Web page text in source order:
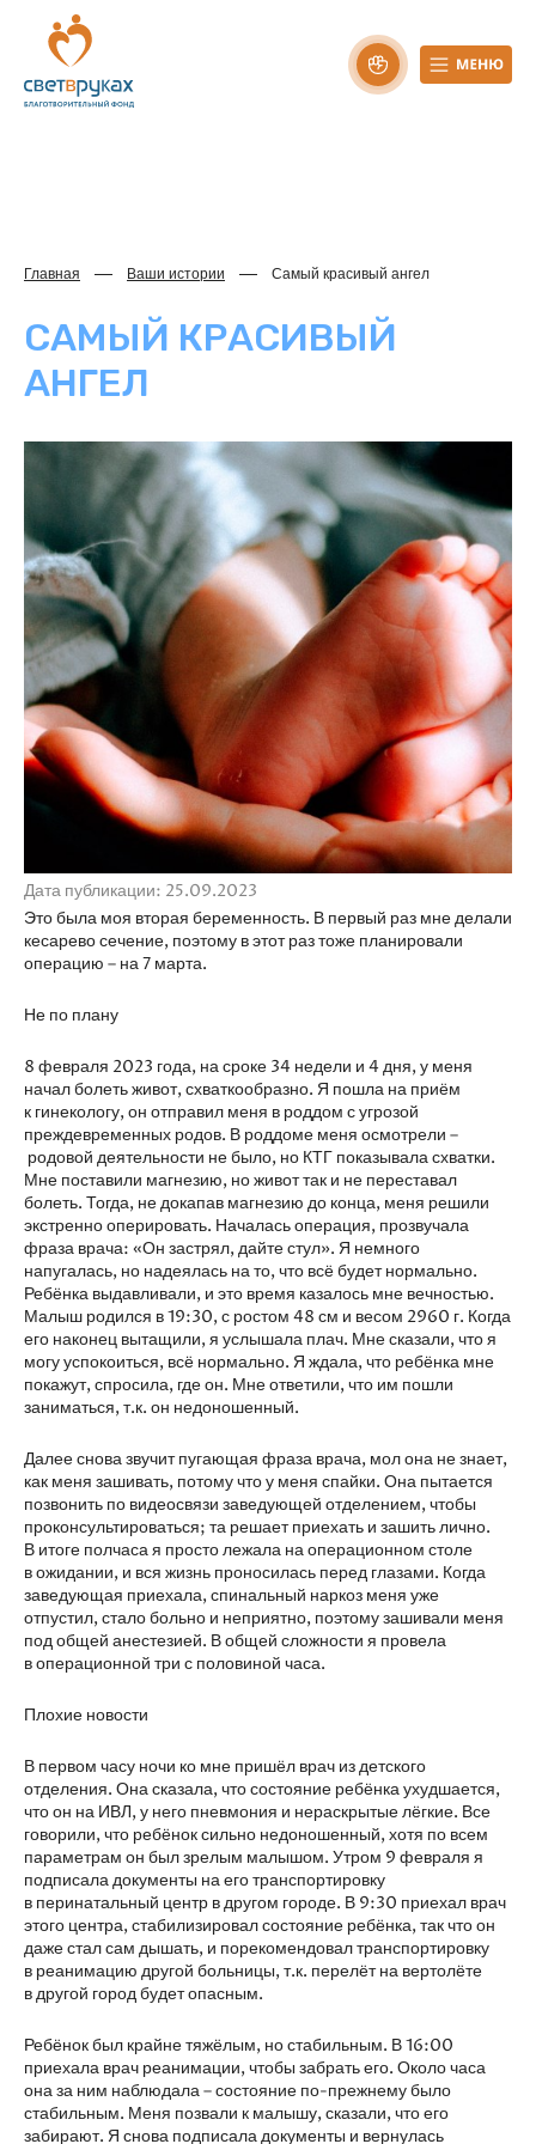
Главная Ваши истории Самый красивый ангел
САМЫЙ КРАСИВЫЙ
АНГЕЛ
Дата публикации: 25.09.2023
Это была моя вторая беременность. В первый раз мне делали
кесарево сечение, поэтому в этот раз тоже планировали
операцию – на 7 марта.
Не по плану
8 февраля 2023 года, на сроке 34 недели и 4 дня, у меня
начал болеть живот, схваткообразно. Я пошла на приём
к гинекологу, он отправил меня в роддом с угрозой
преждевременных родов. В роддоме меня осмотрели –
родовой деятельности не было, но КТГ показывала схватки.
Мне поставили магнезию, но живот так и не переставал
болеть. Тогда, не докапав магнезию до конца, меня решили
экстренно оперировать. Началась операция, прозвучала
фраза врача: «Он застрял, дайте стул». Я немного
напугалась, но надеялась на то, что всё будет нормально.
Ребёнка выдавливали, и это время казалось мне вечностью.
Малыш родился в 19:30, с ростом 48 см и весом 2960 г. Когда
его наконец вытащили, я услышала плач. Мне сказали, что я
могу успокоиться, всё нормально. Я ждала, что ребёнка мне
покажут, спросила, где он. Мне ответили, что им пошли
заниматься, т.к. он недоношенный.
Далее снова звучит пугающая фраза врача, мол она не знает,
как меня зашивать, потому что у меня спайки. Она пытается
позвонить по видеосвязи заведующей отделением, чтобы
проконсультироваться; та решает приехать и зашить лично.
В итоге полчаса я просто лежала на операционном столе
в ожидании, и вся жизнь проносилась перед глазами. Когда
заведующая приехала, спинальный наркоз меня уже
отпустил, стало больно и неприятно, поэтому зашивали меня
под общей анестезией. В общей сложности я провела
в операционной три с половиной часа.
Плохие новости
В первом часу ночи ко мне пришёл врач из детского
отделения. Она сказала, что состояние ребёнка ухудшается,
что он на ИВЛ, у него пневмония и нераскрытые лёгкие. Все
говорили, что ребёнок сильно недоношенный, хотя по всем
параметрам он был зрелым малышом. Утром 9 февраля я
подписала документы на его транспортировку
в перинатальный центр в другом городе. В 9:30 приехал врач
этого центра, стабилизировал состояние ребёнка, так что он
даже стал сам дышать, и порекомендовал транспортировку
в реанимацию другой больницы, т.к. перелёт на вертолёте
в другой город будет опасным.
Ребёнок был крайне тяжёлым, но стабильным. В 16:00
приехала врач реанимации, чтобы забрать его. Около часа
она за ним наблюдала – состояние по-прежнему было
стабильным. Меня позвали к малышу, сказали, что его
забирают. Я снова подписала документы и вернулась